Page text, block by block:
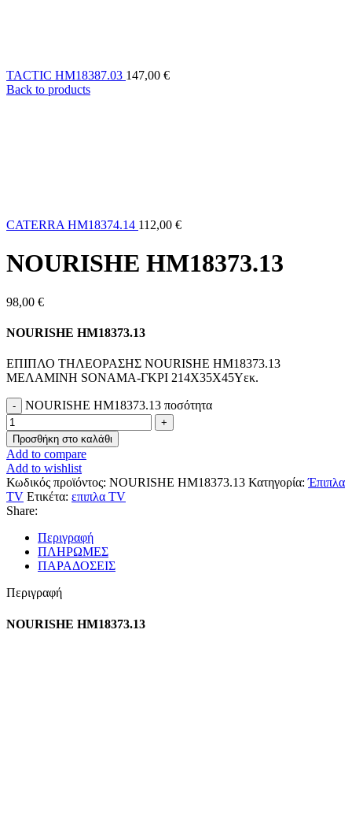
TACTIC HM18387.03 147,00 €
Back to products
CATERRA HM18374.14 112,00 €
NOURISHE HM18373.13
98,00 €
NOURISHE HM18373.13
ΕΠΙΠΛΟ ΤΗΛΕΟΡΑΣΗΣ NOURISHE HM18373.13
ΜΕΛΑΜΙΝΗ SONAMA-ΓΚΡΙ 214Χ35Χ45Υεκ.
NOURISHE HM18373.13 ποσότητα
Προσθήκη στο καλάθι
Add to compare
Add to wishlist
Κωδικός προϊόντος: NOURISHE HM18373.13 Κατηγορία: Έπιπλα
TV Ετικέτα: επιπλα TV
Share:
Περιγραφή
ΠΛΗΡΩΜΕΣ
ΠΑΡΑΔΟΣΕΙΣ
Περιγραφή
NOURISHE HM18373.13